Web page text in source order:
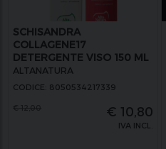
SCHISANDRA
COLLAGENE17
DETERGENTE VISO 150 ML
ALTANATURA
CODICE: 8050534217339
€ 10,80
IVA INCL.